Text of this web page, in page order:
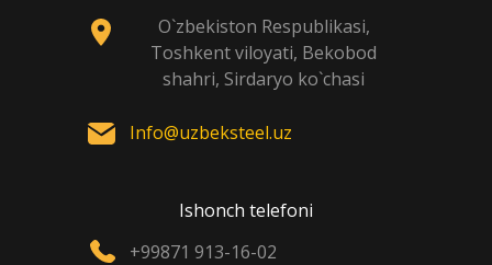
O`zbekiston Respublikasi,
Toshkent viloyati, Bekobod
shahri, Sirdaryo ko`chasi
Info@uzbeksteel.uz
Ishonch telefoni
+99871 913-16-02